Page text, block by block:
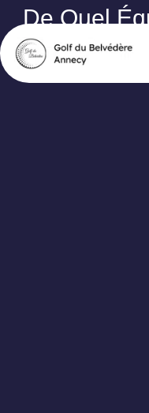
De Quel
Ai-Je